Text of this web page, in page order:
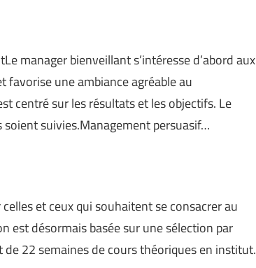
manager bienveillant s’intéresse d’abord aux
favorise une ambiance agréable au
centré sur les résultats et les objectifs. Le
suivies.Management persuasif…
et ceux qui souhaitent se consacrer au
est désormais basée sur une sélection par
22 semaines de cours théoriques en institut.